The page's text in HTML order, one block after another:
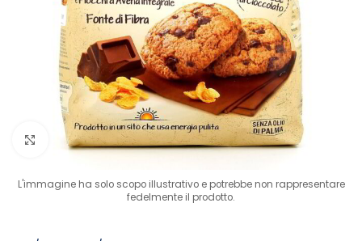
Clicca per ingrandire
L'immagine ha solo scopo illustrativo e potrebbe non rappresentare
fedelmente il prodotto.